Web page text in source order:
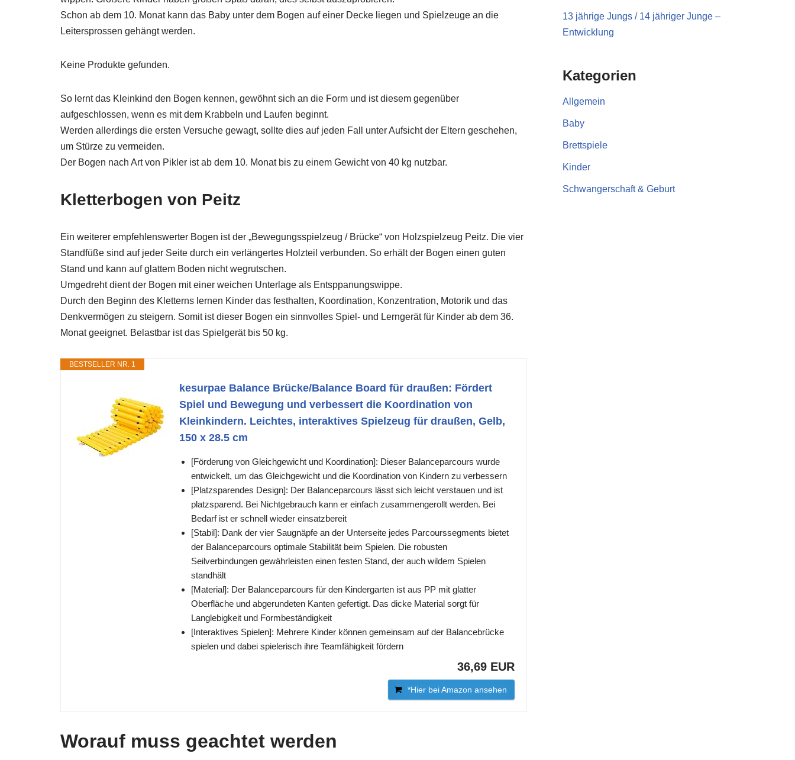
Schon ab dem 10. Monat kann das Baby unter dem Bogen auf einer Decke liegen und Spielzeuge an die
Leitersprossen gehängt werden.
Keine Produkte gefunden.
So lernt das Kleinkind den Bogen kennen, gewöhnt sich an die Form und ist diesem gegenüber
aufgeschlossen, wenn es mit dem Krabbeln und Laufen beginnt.
Werden allerdings die ersten Versuche gewagt, sollte dies auf jeden Fall unter Aufsicht der Eltern geschehen,
um Stürze zu vermeiden.
Der Bogen nach Art von Pikler ist ab dem 10. Monat bis zu einem Gewicht von 40 kg nutzbar.
Kletterbogen von Peitz
Ein weiterer empfehlenswerter Bogen ist der „Bewegungsspielzeug / Brücke“ von Holzspielzeug Peitz. Die vier
Standfüße sind auf jeder Seite durch ein verlängertes Holzteil verbunden. So erhält der Bogen einen guten
Stand und kann auf glattem Boden nicht wegrutschen.
Umgedreht dient der Bogen mit einer weichen Unterlage als Entsppanungswippe.
Durch den Beginn des Kletterns lernen Kinder das festhalten, Koordination, Konzentration, Motorik und das
Denkvermögen zu steigern. Somit ist dieser Bogen ein sinnvolles Spiel- und Lerngerät für Kinder ab dem 36.
Monat geeignet. Belastbar ist das Spielgerät bis 50 kg.
BESTSELLER NR. 1
kesurpae Balance Brücke/Balance Board für draußen: Fördert
Spiel und Bewegung und verbessert die Koordination von
Kleinkindern. Leichtes, interaktives Spielzeug für draußen, Gelb,
150 x 28.5 cm
[Förderung von Gleichgewicht und Koordination]: Dieser Balanceparcours wurde
entwickelt, um das Gleichgewicht und die Koordination von Kindern zu verbessern
[Platzsparendes Design]: Der Balanceparcours lässt sich leicht verstauen und ist
platzsparend. Bei Nichtgebrauch kann er einfach zusammengerollt werden. Bei
Bedarf ist er schnell wieder einsatzbereit
[Stabil]: Dank der vier Saugnäpfe an der Unterseite jedes Parcourssegments bietet
der Balanceparcours optimale Stabilität beim Spielen. Die robusten
Seilverbindungen gewährleisten einen festen Stand, der auch wildem Spielen
standhält
[Material]: Der Balanceparcours für den Kindergarten ist aus PP mit glatter
Oberfläche und abgerundeten Kanten gefertigt. Das dicke Material sorgt für
Langlebigkeit und Formbeständigkeit
[Interaktives Spielen]: Mehrere Kinder können gemeinsam auf der Balancebrücke
spielen und dabei spielerisch ihre Teamfähigkeit fördern
36,69 EUR
*Hier bei Amazon ansehen
Worauf muss geachtet werden
13 jährige Jungs / 14 jähriger Junge –
Entwicklung
Kategorien
Allgemein
Baby
Brettspiele
Kinder
Schwangerschaft & Geburt